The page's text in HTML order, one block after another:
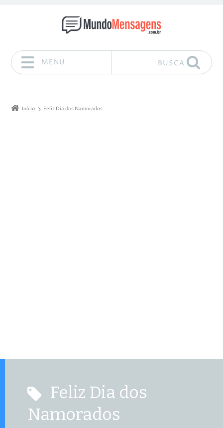
MENU BUSCA
Início Feliz Dia dos Namorados
Feliz Dia dos
Namorados